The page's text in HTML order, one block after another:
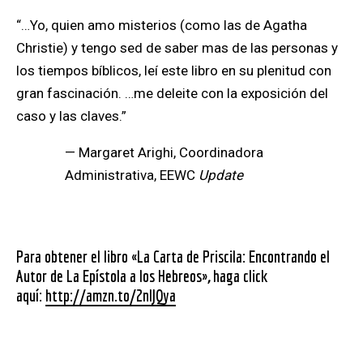
“…Yo, quien amo misterios (como las de Agatha
Christie) y tengo sed de saber mas de las personas y
los tiempos bíblicos, leí este libro en su plenitud con
gran fascinación. …me deleite con la exposición del
caso y las claves.”
— Margaret Arighi, Coordinadora
Administrativa, EEWC Update
Para obtener el libro «La Carta de Priscila: Encontrando el
Autor de La Epístola a los Hebreos»,haga click
aquí: http://amzn.to/2nIJQya